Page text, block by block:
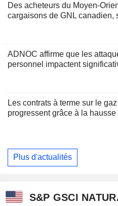
Des acheteurs du Moyen-
cargaisons de GNL canadien,
ADNOC affirme que les
personnel impactent
Les contrats à terme sur le
progressent grâce à la
Plus d'actualités
S&P GSCI